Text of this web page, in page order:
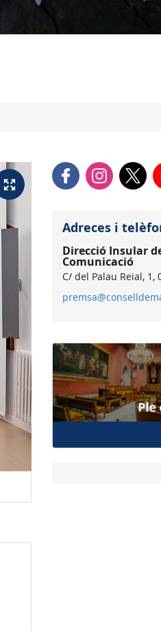
Adreces i
Direcció Insular
Comunicació
C/ del Palau Reial, 1,